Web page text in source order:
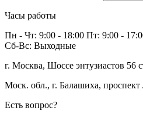
Часы работы
Пн - Чт: 9:00 - 18:00 Пт: 9:00 -
Сб-Вс: Выходные
г. Москва, Шоссе энтузиастов 56
Моск. обл., г. Балашиха,
Есть вопрос?